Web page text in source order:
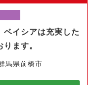
ベイシアは充実した
ます。
馬県前橋市